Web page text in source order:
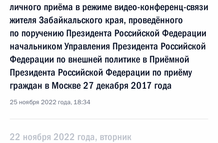
личного приёма в режиме видео-конференц-связи
жителя Забайкальского края, проведённого
по поручению Президента Российской Федерации
начальником Управления Президента Российской
Федерации по внешней политике в Приёмной
Президента Российской Федерации по приёму
граждан в Москве 27 декабря 2017 года
25 ноября 2022 года, 18:34
22 ноября 2022 года, вторник